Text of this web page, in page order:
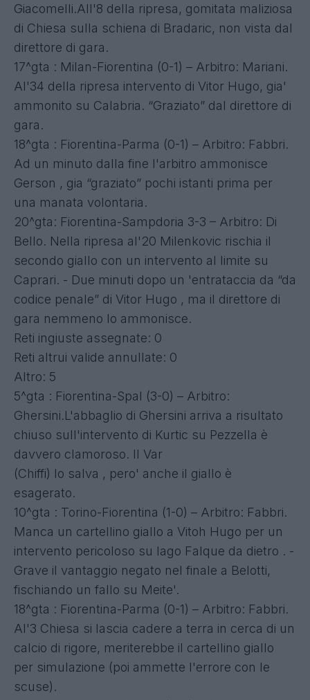
Giacomelli.All'8 della ripresa, gomitata maliziosa
di Chiesa sulla schiena di Bradaric, non vista dal
direttore di gara.
17^gta : Milan-Fiorentina (0-1) – Arbitro: Mariani.
Al'34 della ripresa intervento di Vitor Hugo, gia'
ammonito su Calabria. “Graziato” dal direttore di
gara.
18^gta : Fiorentina-Parma (0-1) – Arbitro: Fabbri.
Ad un minuto dalla fine l'arbitro ammonisce
Gerson , gia “graziato” pochi istanti prima per
una manata volontaria.
20^gta: Fiorentina-Sampdoria 3-3 – Arbitro: Di
Bello. Nella ripresa al'20 Milenkovic rischia il
secondo giallo con un intervento al limite su
Caprari. - Due minuti dopo un 'entrataccia da “da
codice penale” di Vitor Hugo , ma il direttore di
gara nemmeno lo ammonisce.
Reti ingiuste assegnate: 0
Reti altrui valide annullate: 0
Altro: 5
5^gta : Fiorentina-Spal (3-0) – Arbitro:
Ghersini.L'abbaglio di Ghersini arriva a risultato
chiuso sull'intervento di Kurtic su Pezzella è
davvero clamoroso. Il Var
(Chiffi) lo salva , pero' anche il giallo è
esagerato.
10^gta : Torino-Fiorentina (1-0) – Arbitro: Fabbri.
Manca un cartellino giallo a Vitoh Hugo per un
intervento pericoloso su Iago Falque da dietro . -
Grave il vantaggio negato nel finale a Belotti,
fischiando un fallo su Meite'.
18^gta : Fiorentina-Parma (0-1) – Arbitro: Fabbri.
Al'3 Chiesa si lascia cadere a terra in cerca di un
calcio di rigore, meriterebbe il cartellino giallo
per simulazione (poi ammette l'errore con le
scuse).